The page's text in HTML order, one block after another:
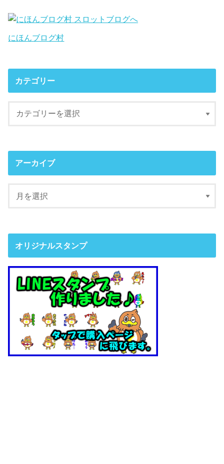
にほんブログ村
カテゴリー
アーカイブ
オリジナルスタンプ